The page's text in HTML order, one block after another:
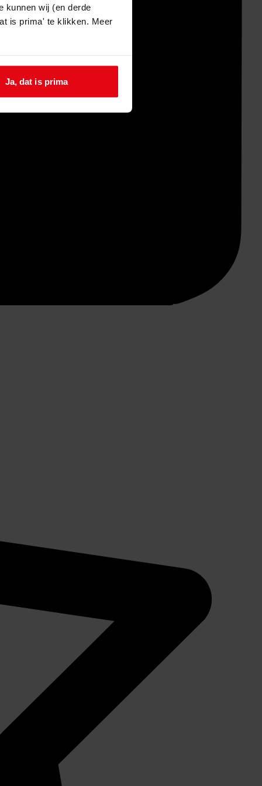
kunnen wij (en derde
is prima' te klikken. Meer
Ja, dat is prima